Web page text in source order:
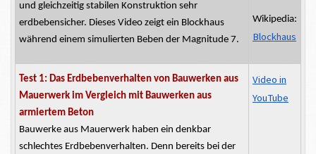
und gleichzeitig stabilen Konstruktion sehr
erdbebensicher. Dieses Video zeigt ein Blockhaus
während einem simulierten Beben der Magnitude 7.
Wikipedia:
Blockhaus
Test 1: Das Erdbebenverhalten von Bauwerken aus
Mauerwerk im Vergleich mit Bauwerken aus
armiertem Beton
Bauwerke aus Mauerwerk haben ein denkbar
schlechtes Erdbebenverhalten. Denn bereits bei der
Video in
YouTube